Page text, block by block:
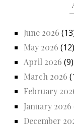
June 2026
May 2026 (12)
April 2026 (9)
March 2026
February
January 2026
December